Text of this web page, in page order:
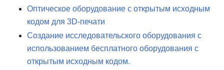
Оптическое оборудование с открытым исходным
кодом для 3D-печати
Создание исследовательского оборудования с
использованием бесплатного оборудования с
открытым исходным кодом.